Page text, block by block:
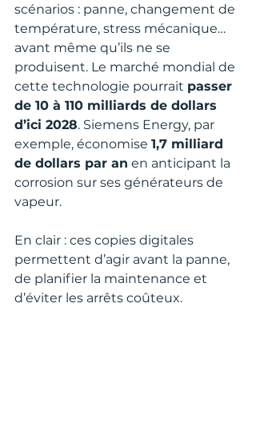
scénarios : panne, changement de
température, stress mécanique…
avant même qu’ils ne se
produisent. Le marché mondial de
cette technologie pourrait passer
de 10 à 110 milliards de dollars
d’ici 2028. Siemens Energy, par
exemple, économise 1,7 milliard
de dollars par an en anticipant la
corrosion sur ses générateurs de
vapeur.
En clair : ces copies digitales
permettent d’agir avant la panne,
de planifier la maintenance et
d’éviter les arrêts coûteux.